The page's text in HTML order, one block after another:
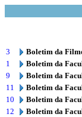
3
Boletim da
1
Boletim da
9
Boletim da
11
Boletim da
10
Boletim da
12
Boletim da